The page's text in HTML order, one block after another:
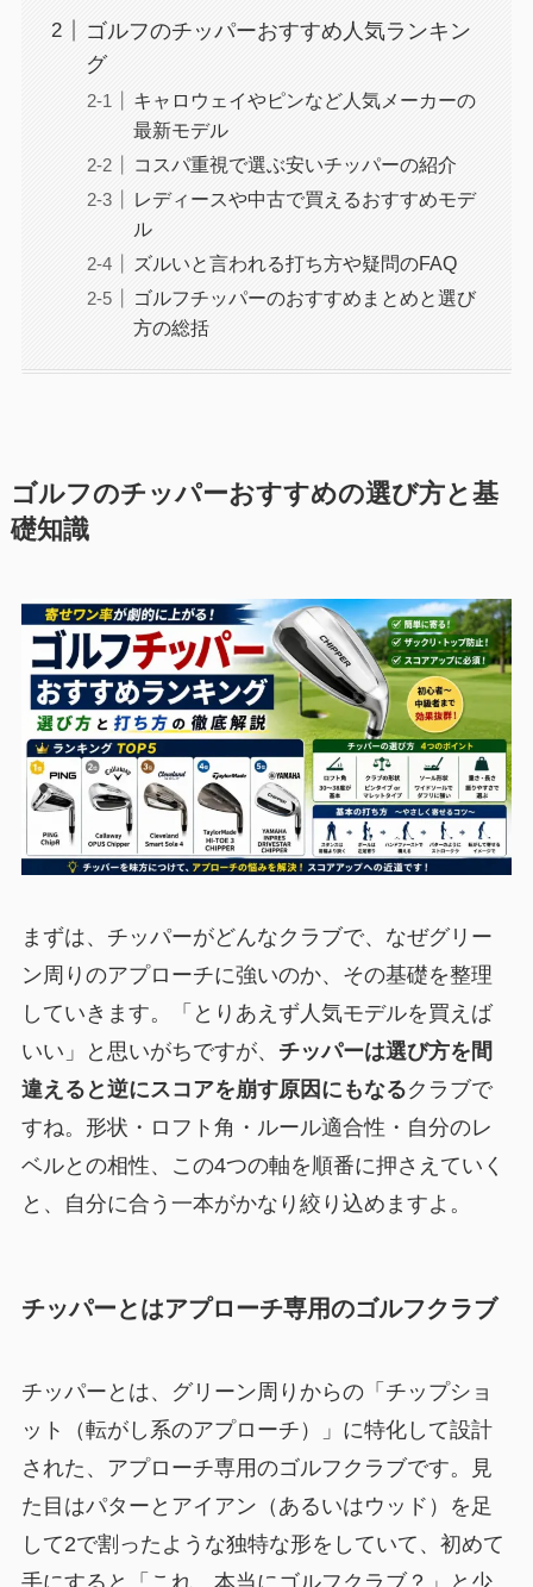
ゴルフのチッパーおすすめ人気ランキン
グ
キャロウェイやピンなど人気メーカーの
最新モデル
コスパ重視で選ぶ安いチッパーの紹介
レディースや中古で買えるおすすめモデ
ル
ズルいと言われる打ち方や疑問のFAQ
ゴルフチッパーのおすすめまとめと選び
方の総括
ゴルフのチッパーおすすめの選び方と基
礎知識
まずは、チッパーがどんなクラブで、なぜグリー
ン周りのアプローチに強いのか、その基礎を整理
していきます。「とりあえず人気モデルを買えば
いい」と思いがちですが、 チッパーは選び方を間
違えると逆にスコアを崩す原因にもなるクラブで
すね。形状・ロフト角・ルール適合性・自分のレ
ベルとの相性、この4つの軸を順番に押さえていく
と、自分に合う一本がかなり絞り込めますよ。
チッパーとはアプローチ専用のゴルフクラブ
チッパーとは、グリーン周りからの「チップショ
ット（転がし系のアプローチ）」に特化して設計
された、アプローチ専用のゴルフクラブです。見
た目はパターとアイアン（あるいはウッド）を足
して2で割ったような独特な形をしていて、初めて
手にすると「これ、本当にゴルフクラブ？」と少